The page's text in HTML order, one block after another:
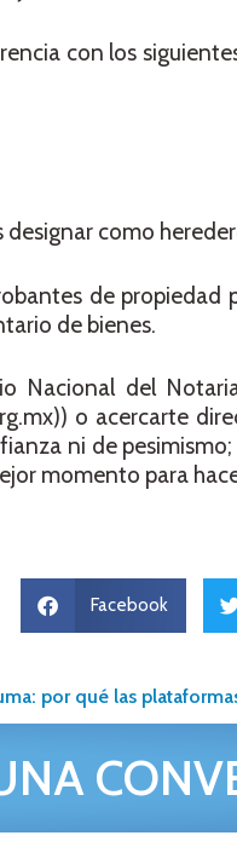
con los
designar como
de propiedad
de bienes.
Nacional del
o acercarte
ni de
momento para
Facebook